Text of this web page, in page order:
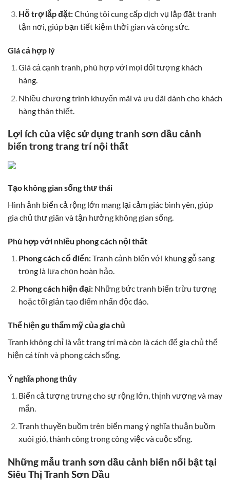
Hỗ trợ lắp đặt:Chúng tôi cung cấp dịch vụ lắp đặt tranh
tận nơi, giúp bạn tiết kiệm thời gian và công sức.
Giá cả hợp lý
Giá cả cạnh tranh, phù hợp với mọi đối tượng khách
hàng.
Nhiều chương trình khuyến mãi và ưu đãi dành cho khách
hàng thân thiết.
Lợi ích của việc sử dụng tranh sơn dầu cảnh
biển trong trang trí nội thất
Tạo không gian sống thư thái
Hình ảnh biển cả rộng lớn mang lại cảm giác bình yên, giúp
gia chủ thư giãn và tận hưởng không gian sống.
Phù hợp với nhiều phong cách nội thất
Phong cách cổ điển:Tranh cảnh biển với khung gỗ sang
trọng là lựa chọn hoàn hảo.
Phong cách hiện đại:Những bức tranh biển trừu tượng
hoặc tối giản tạo điểm nhấn độc đáo.
Thể hiện gu thẩm mỹ của gia chủ
Tranh không chỉ là vật trang trí mà còn là cách để gia chủ thể
hiện cá tính và phong cách sống.
Ý nghĩa phong thủy
Biển cả tượng trưng cho sự rộng lớn, thịnh vượng và may
mắn.
Tranh thuyền buồm trên biển mang ý nghĩa thuận buồm
xuôi gió, thành công trong công việc và cuộc sống.
Những mẫu tranh sơn dầu cảnh biển nổi bật tại
Siêu Thị Tranh Sơn Dầu